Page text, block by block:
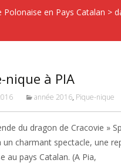
Polonaise en Pays Catalan >
nique à PIA
année 2016, Pique-nique
du dragon de Cracovie »
un charmant spectacle, une
au pays Catalan. (A Pia,